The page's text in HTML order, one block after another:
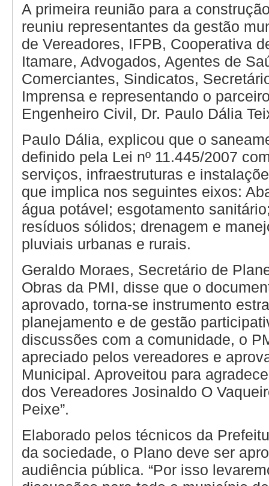
A primeira reunião para a
reuniu representantes da gestão
de Vereadores, IFPB, Cooperativa
Itamare, Advogados, Agentes de
Comerciantes, Sindicatos,
Imprensa e representando o
Engenheiro Civil, Dr. Paulo Dália
Paulo Dália, explicou que o
definido pela Lei nº 11.445/2007
serviços, infraestruturas e
que implica nos seguintes eixos:
água potável; esgotamento
resíduos sólidos; drenagem e
pluviais urbanas e rurais.
Geraldo Moraes, Secretário de
Obras da PMI, disse que o
aprovado, torna-se instrumento
planejamento e de gestão
discussões com a comunidade, o
apreciado pelos vereadores e
Municipal. Aproveitou para
dos Vereadores Josinaldo O
Peixe”.
Elaborado pelos técnicos da
da sociedade, o Plano deve ser
audiência pública. “Por isso